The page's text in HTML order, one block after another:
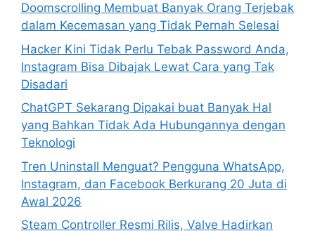
r
:
Doomscrolling Membuat Banyak Orang Terjebak
dalam Kecemasan yang Tidak Pernah Selesai
Hacker Kini Tidak Perlu Tebak Password Anda,
Instagram Bisa Dibajak Lewat Cara yang Tak
Disadari
ChatGPT Sekarang Dipakai buat Banyak Hal
yang Bahkan Tidak Ada Hubungannya dengan
Teknologi
Tren Uninstall Menguat? Pengguna WhatsApp,
Instagram, dan Facebook Berkurang 20 Juta di
Awal 2026
Steam Controller Resmi Rilis, Valve Hadirkan